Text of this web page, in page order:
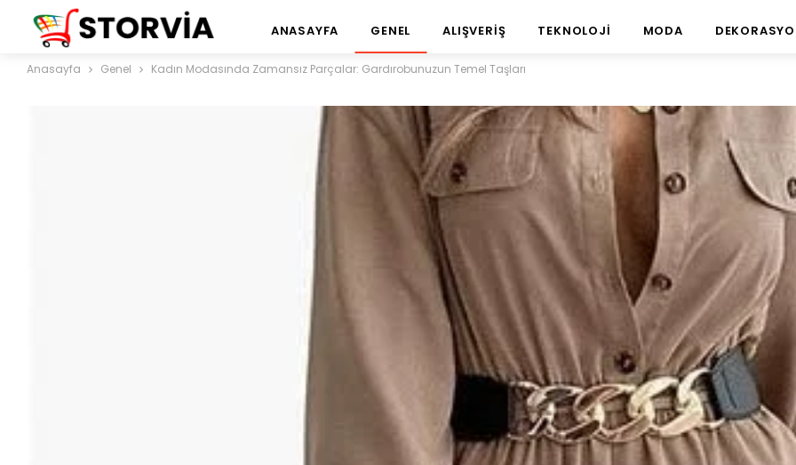
ANASAYFA GENEL ALIŞVERIŞ TEKNOLOJI MODA
Anasayfa Genel Kadın Modasında Zamansız Parçalar: Gardırobunuzun Temel Taşları